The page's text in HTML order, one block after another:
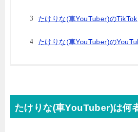
たけりな(車YouTuber)のTikTok
たけりな(車YouTuber)の
たけりな(車YouTuber)は何